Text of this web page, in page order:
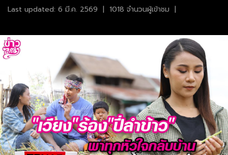
Last updated: 6 มี.ค. 2569 | 1018 จำนวนผู้เข้าชม |